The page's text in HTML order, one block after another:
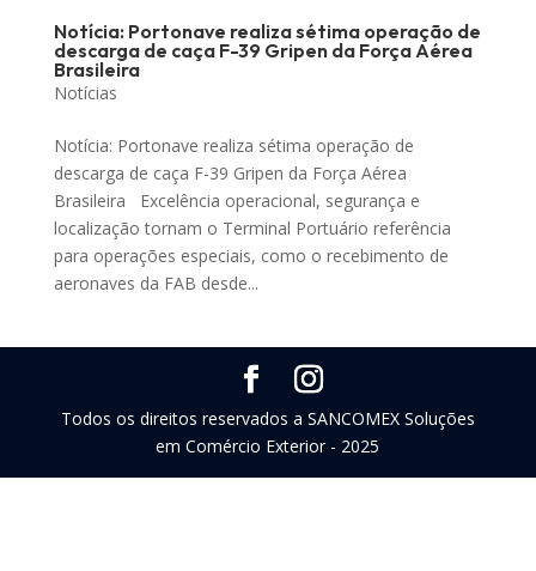
Notícia: Portonave realiza sétima operação de
descarga de caça F-39 Gripen da Força Aérea
Brasileira
Notícias
Notícia: Portonave realiza sétima operação de
descarga de caça F-39 Gripen da Força Aérea
Brasileira Excelência operacional, segurança e
localização tornam o Terminal Portuário referência
para operações especiais, como o recebimento de
aeronaves da FAB desde...
Todos os direitos reservados a SANCOMEX Soluções
em Comércio Exterior - 2025